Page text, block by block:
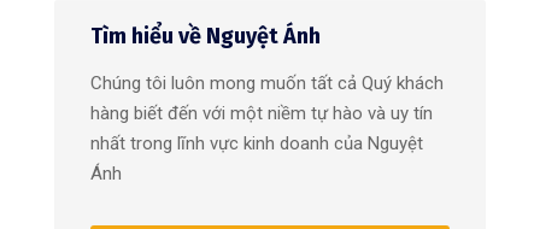
Tìm hiểu về Nguyệt Ánh
Chúng tôi luôn mong muốn tất cả Quý khách
hàng biết đến với một niềm tự hào và uy tín
nhất trong lĩnh vực kinh doanh của Nguyệt
Ánh